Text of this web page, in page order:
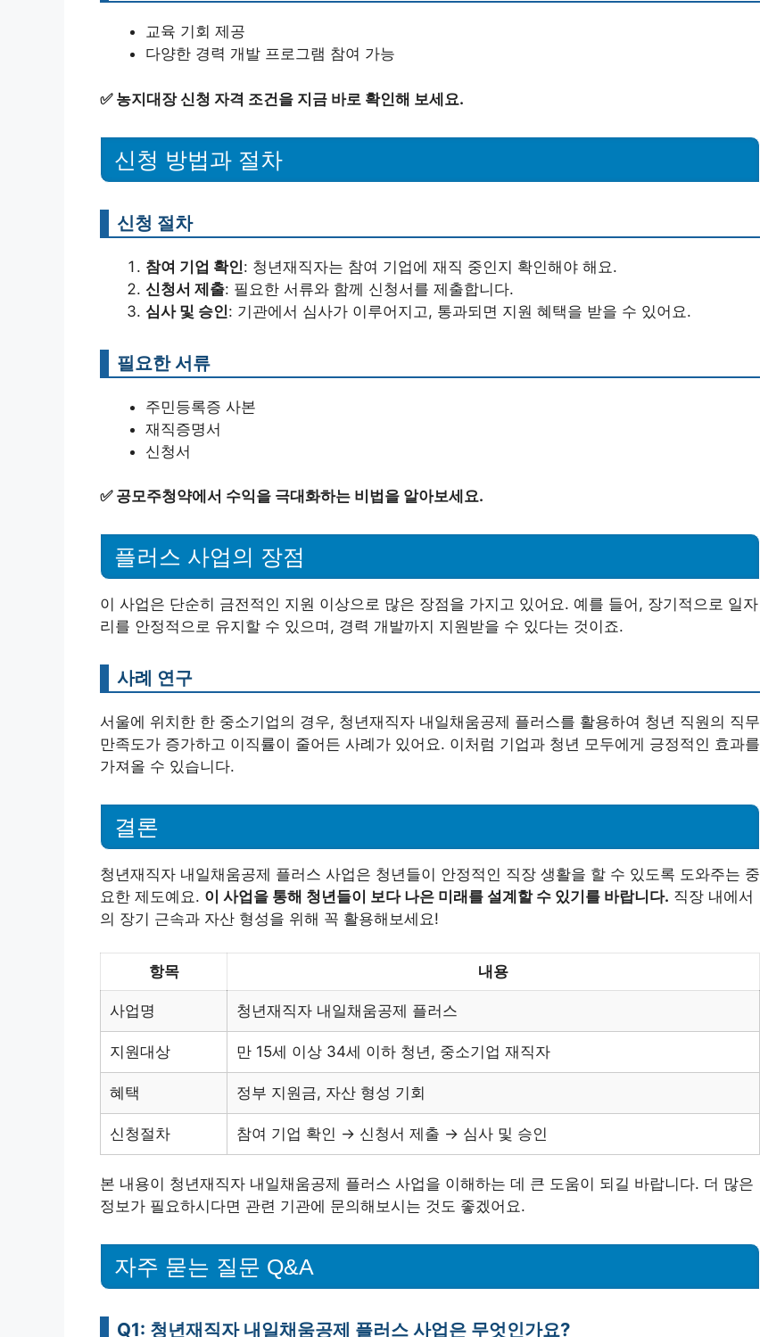
교육 기회 제공
다양한 경력 개발 프로그램 참여 가능
✅ 농지대장 신청 자격 조건을 지금 바로 확인해 보세요.
신청 방법과 절차
신청 절차
참여 기업 확인: 청년재직자는 참여 기업에 재직 중인지 확인해야 해요.
신청서 제출: 필요한 서류와 함께 신청서를 제출합니다.
심사 및 승인: 기관에서 심사가 이루어지고, 통과되면 지원 혜택을 받을 수 있어요.
필요한 서류
주민등록증 사본
재직증명서
신청서
✅ 공모주청약에서 수익을 극대화하는 비법을 알아보세요.
플러스 사업의 장점
이 사업은 단순히 금전적인 지원 이상으로 많은 장점을 가지고 있어요. 예를 들어, 장기적으로 일자
리를 안정적으로 유지할 수 있으며, 경력 개발까지 지원받을 수 있다는 것이죠.
사례 연구
서울에 위치한 한 중소기업의 경우, 청년재직자 내일채움공제 플러스를 활용하여 청년 직원의 직무
만족도가 증가하고 이직률이 줄어든 사례가 있어요. 이처럼 기업과 청년 모두에게 긍정적인 효과를
가져올 수 있습니다.
결론
청년재직자 내일채움공제 플러스 사업은 청년들이 안정적인 직장 생활을 할 수 있도록 도와주는 중
요한 제도예요. 이 사업을 통해 청년들이 보다 나은 미래를 설계할 수 있기를 바랍니다. 직장 내에서
의 장기 근속과 자산 형성을 위해 꼭 활용해보세요!
항목 내용
사업명 청년재직자 내일채움공제 플러스
지원대상 만 15세 이상 34세 이하 청년, 중소기업 재직자
혜택 정부 지원금, 자산 형성 기회
신청절차 참여 기업 확인 → 신청서 제출 → 심사 및 승인
본 내용이 청년재직자 내일채움공제 플러스 사업을 이해하는 데 큰 도움이 되길 바랍니다. 더 많은
정보가 필요하시다면 관련 기관에 문의해보시는 것도 좋겠어요.
자주 묻는 질문 Q&A
Q1: 청년재직자 내일채움공제 플러스 사업은 무엇인가요?